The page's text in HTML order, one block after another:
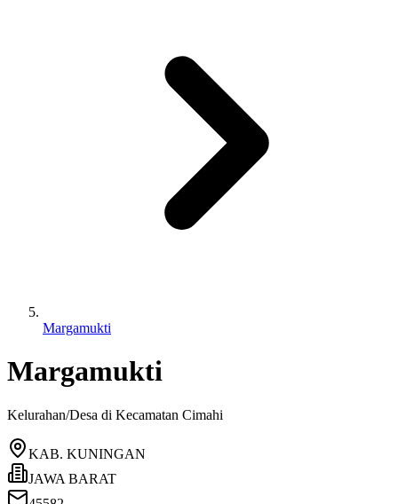
Margamukti
Margamukti
Kelurahan/Desa di Kecamatan Cimahi
KAB. KUNINGAN
JAWA BARAT